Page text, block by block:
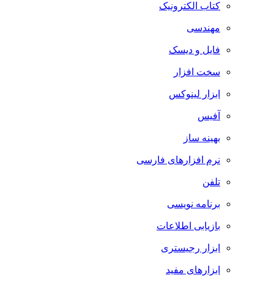
کتاب الکترونیک
مهندسی
فایل و دیسک
سخت افزار
ابزار لینوکس
آفیس
بهینه ساز
نرم افزارهای فارسی
تلفن
برنامه نویسی
بازیابی اطلاعات
ابزار رجیستری
ابزارهای مفید